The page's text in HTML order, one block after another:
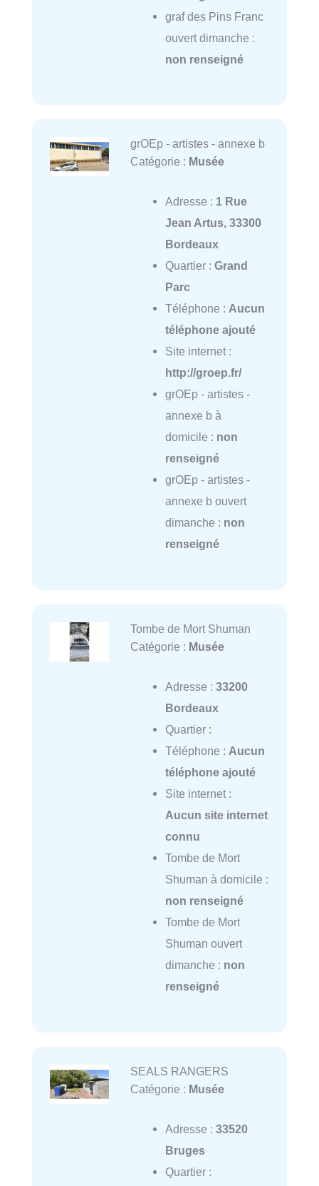
graf des Pins Franc
ouvert dimanche :
non renseigné
grOEp - artistes - annexe b
Catégorie : Musée
Adresse : 1 Rue
Jean Artus, 33300
Bordeaux
Quartier : Grand
Parc
Téléphone : Aucun
téléphone ajouté
Site internet :
http://groep.fr/
grOEp - artistes -
annexe b à
domicile : non
renseigné
grOEp - artistes -
annexe b ouvert
dimanche : non
renseigné
Tombe de Mort Shuman
Catégorie : Musée
Adresse : 33200
Bordeaux
Quartier :
Téléphone : Aucun
téléphone ajouté
Site internet :
Aucun site internet
connu
Tombe de Mort
Shuman à domicile :
non renseigné
Tombe de Mort
Shuman ouvert
dimanche : non
renseigné
SEALS RANGERS
Catégorie : Musée
Adresse : 33520
Bruges
Quartier :